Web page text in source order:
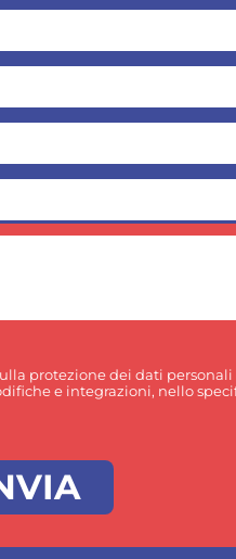
protezione dei dati
e integrazioni, nello